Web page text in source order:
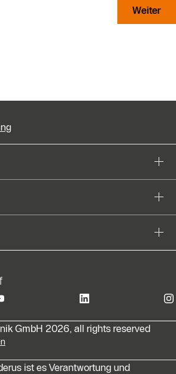
Weiter
GmbH 2026, all rights reserved
ist es Verantwortung und